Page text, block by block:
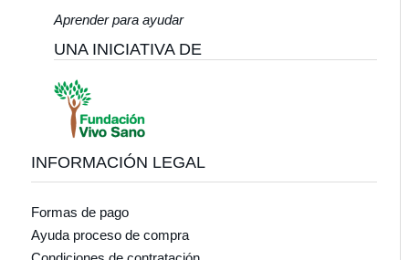
Aprender para ayudar
UNA INICIATIVA DE
INFORMACIÓN LEGAL
Formas de pago
Ayuda proceso de compra